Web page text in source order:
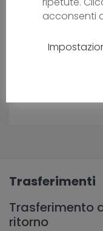
Trasferimenti
Trasferimento
ritorno
acconsenti